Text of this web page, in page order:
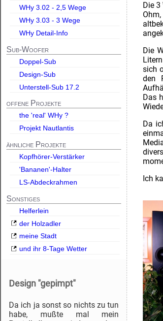
WHy 3.02 - 2,5 Wege
WHy 3.03 - 3 Wege
WHy Detail-Info
Sub-Woofer
Doppel-Sub
Design-Sub
Unterstell-Sub 17.2
offene Projekte
the 'real' WHy ?
Projekt Nautlantis
ähnliche Projekte
Kopfhörer-Verstärker
'Bananen'-Halter
LS-Abdeckrahmen
Sonstiges
Helferlein
der Holzadler
meine Stadt
und ihr 8-Tage Wetter
Design "gepimpt"
Da ich ja sonst so nichts zu tun
habe, mußte mal mein
Die
Die
sich
den
Das
Da
Ich